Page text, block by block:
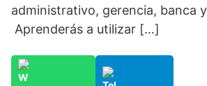
administrativo, gerencia, banca
Aprenderás a utilizar […]